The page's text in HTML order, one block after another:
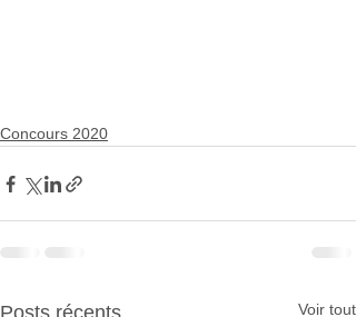
Concours 2020
Voir tout